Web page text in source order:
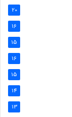
20
16
15
16
15
14
13